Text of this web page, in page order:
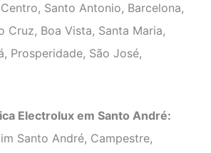
Santo Antonio, Barcelona,
Cruz, Boa Vista, Santa Maria,
Prosperidade, São José,
Electrolux em Santo André:
Santo André, Campestre,